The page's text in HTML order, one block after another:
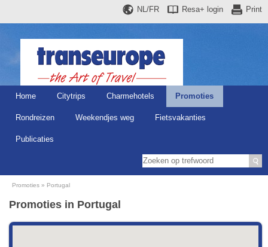
Print
Resa+ login
NL/FR
Home Citytrips Charmehotels Promoties
Rondreizen Weekendjes weg Fietsvakanties
Publicaties
Promoties Portugal
Promoties in Portugal